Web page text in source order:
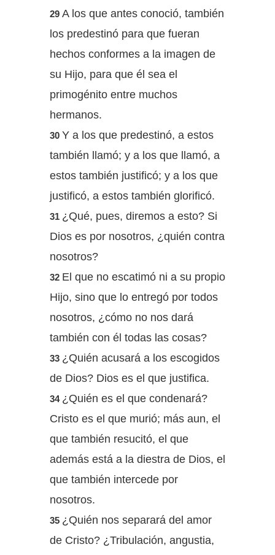
29 A los que antes conoció, también
los predestinó para que fueran
hechos conformes a la imagen de
su Hijo, para que él sea el
primogénito entre muchos
hermanos.
30 Y a los que predestinó, a estos
también llamó; y a los que llamó, a
estos también justificó; y a los que
justificó, a estos también glorificó.
31 ¿Qué, pues, diremos a esto? Si
Dios es por nosotros, ¿quién contra
nosotros?
32 El que no escatimó ni a su propio
Hijo, sino que lo entregó por todos
nosotros, ¿cómo no nos dará
también con él todas las cosas?
33 ¿Quién acusará a los escogidos
de Dios? Dios es el que justifica.
34 ¿Quién es el que condenará?
Cristo es el que murió; más aun, el
que también resucitó, el que
además está a la diestra de Dios, el
que también intercede por
nosotros.
35 ¿Quién nos separará del amor
de Cristo? ¿Tribulación, angustia,